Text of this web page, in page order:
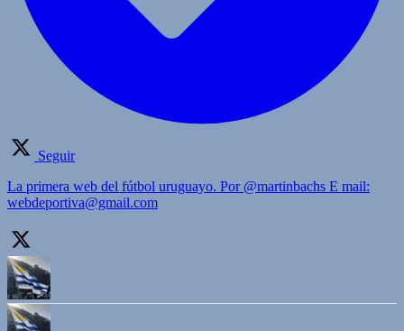
Seguir
La primera web del fútbol uruguayo. Por @martinbachs E mail:
webdeportiva@gmail.com